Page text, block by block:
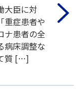
大臣に対
重症患者や
ナ患者の全
病床調整な
質 […]